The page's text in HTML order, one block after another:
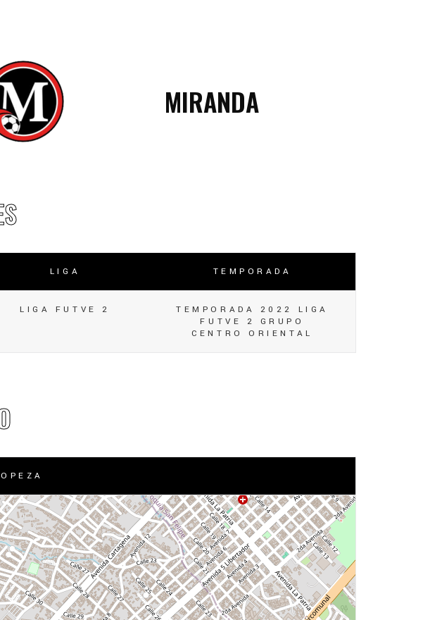
MIRANDA
LIGA TEMPORADA
LIGA FUTVE 2
TEMPORADA 2022 LIGA
FUTVE 2 GRUPO
CENTRO ORIENTAL